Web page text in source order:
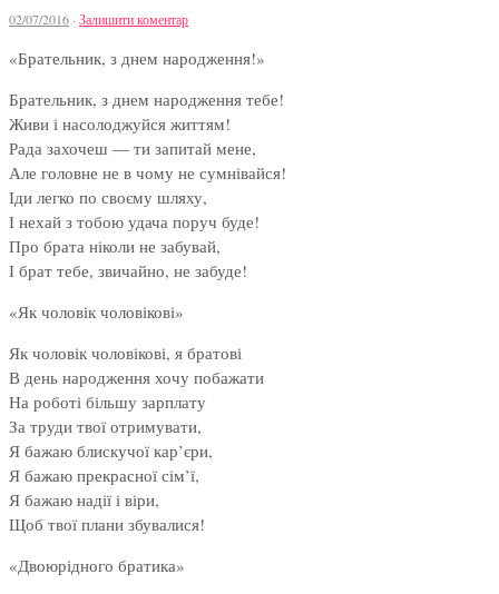
02/07/2016 · Залишити коментар
«Брательник, з днем народження!»
Брательник, з днем народження тебе!
Живи і насолоджуйся життям!
Рада захочеш — ти запитай мене,
Але головне не в чому не сумнівайся!
Іди легко по своєму шляху,
І нехай з тобою удача поруч буде!
Про брата ніколи не забувай,
І брат тебе, звичайно, не забуде!
«Як чоловік чоловікові»
Як чоловік чоловікові, я братові
В день народження хочу побажати
На роботі більшу зарплату
За труди твої отримувати,
Я бажаю блискучої кар’єри,
Я бажаю прекрасної сім’ї,
Я бажаю надії і віри,
Щоб твої плани збувалися!
«Двоюрідного братика»